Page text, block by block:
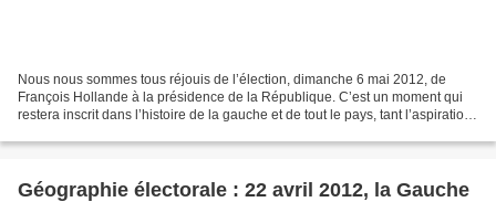
Nous nous sommes tous réjouis de l’élection, dimanche 6 mai 2012, de
François Hollande à la présidence de la République. C’est un moment qui
restera inscrit dans l’histoire de la gauche et de tout le pays, tant l’aspiration
Géographie électorale : 22 avril 2012, la Gauche